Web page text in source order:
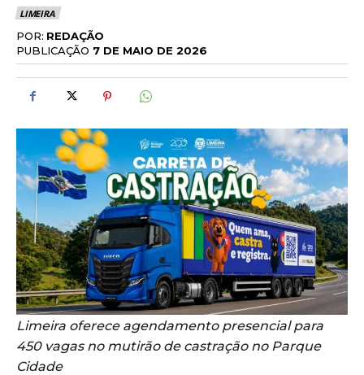
LIMEIRA
POR: REDAÇÃO
PUBLICAÇÃO 7 DE MAIO DE 2026
Limeira oferece agendamento presencial para
450 vagas no mutirão de castração no Parque
Cidade